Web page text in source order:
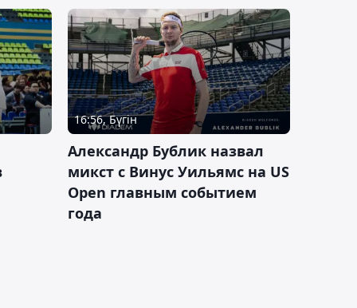
16:56, Бүгін
Александр Бублик назвал
микст с Винус Уильямс на US
Open главным событием
года